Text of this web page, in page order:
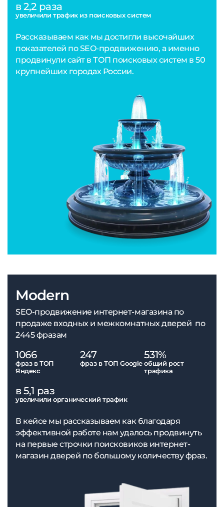
в 2,2 раза
увеличили трафик из поисковых систем
Рассказываем как мы достигли высочайших
показателей по SEO-продвижению, а именно
продвинули сайт в ТОП поисковых систем в 50
крупнейших городах России.
Modern
SEO-продвижение интернет-магазина по
продаже входных и межкомнатных дверей по
2445 фразам
1066
фраз в ТОП
Яндекс
247
фраз в ТОП Google
531%
общий рост
трафика
в 5,1 раз
увеличили органический трафик
В кейсе мы рассказываем как благодаря
эффективной работе нам удалось продвинуть
на первые строчки поисковиков интернет-
магазин дверей по большому количеству фраз.